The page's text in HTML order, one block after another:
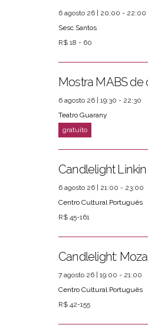
6 agosto 26 | 20:00 - 22:00
Sesc Santos
R$ 18 - 60
Mostra MABS de
6 agosto 26 | 19:30 - 22:30
Teatro Guarany
Candlelight Linkin
6 agosto 26 | 21:00 - 23:00
Centro Cultural Português
R$ 45-161
7 agosto 26 | 19:00 - 21:00
Centro Cultural Português
R$ 42-155